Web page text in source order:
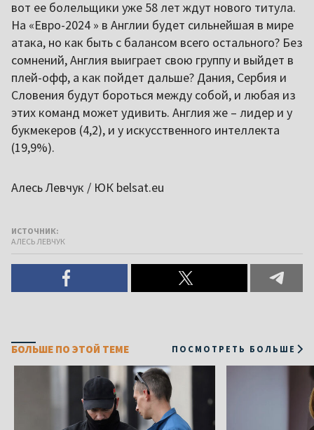
вот ее болельщики уже 58 лет ждут нового титула.
На «Евро-2024 » в Англии будет сильнейшая в мире
атака, но как быть с балансом всего остального? Без
сомнений, Англия выиграет свою группу и выйдет в
плей-офф, а как пойдет дальше? Дания, Сербия и
Словения будут бороться между собой, и любая из
этих команд может удивить. Англия же – лидер и у
букмекеров (4,2), и у искусственного интеллекта
(19,9%).
Алесь Левчук / ЮК belsat.eu
ИСТОЧНИК:
АЛЕСЬ ЛЕВЧУК
БОЛЬШЕ ПО ЭТОЙ ТЕМЕ ПОСМОТРЕТЬ БОЛЬШЕ